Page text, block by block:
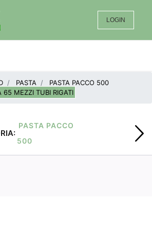
LOGIN
PASTA
PASTA PACCO 500
65 MEZZI TUBI RIGATI
PASTA PACCO
500